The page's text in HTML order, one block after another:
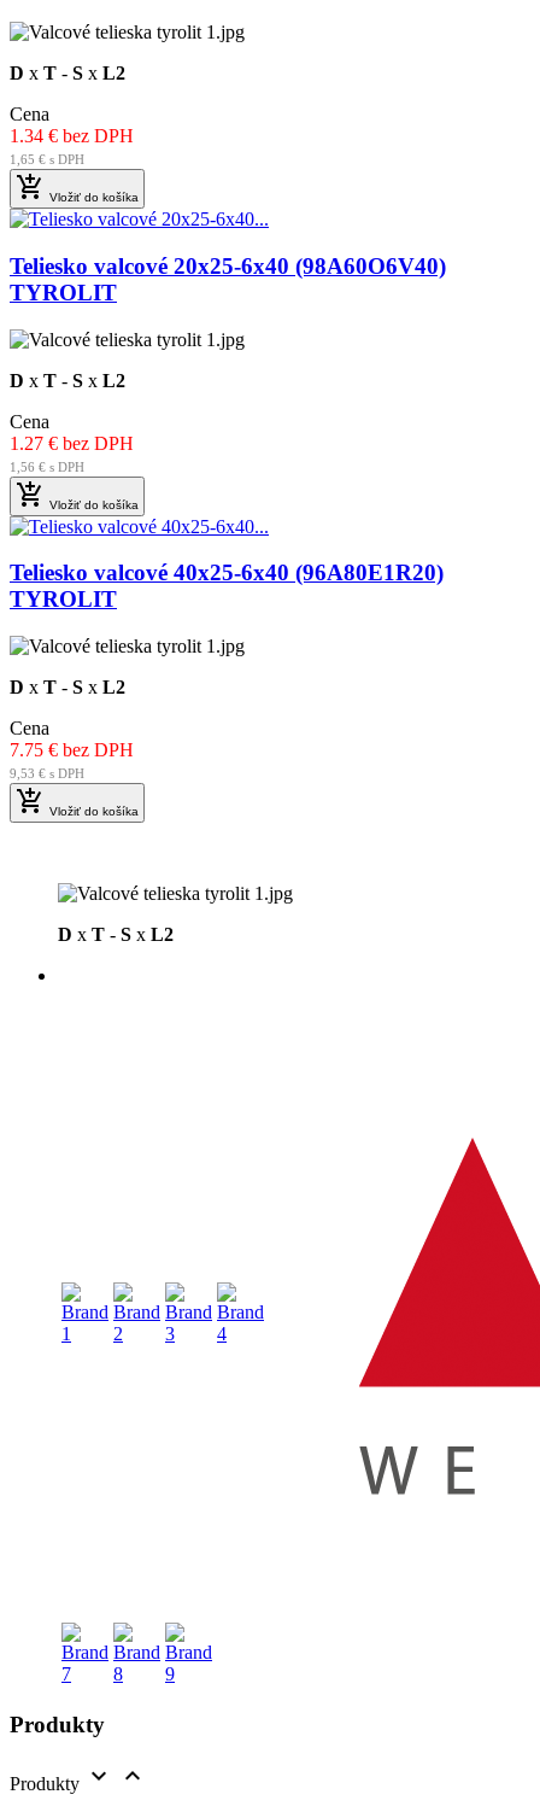
D x T - S x L2
Cena
1.34 € bez DPH
1,65 € s DPH
 Vložiť do košíka
Teliesko valcové 20x25-6x40 (98A60O6V40)
TYROLIT
D x T - S x L2
Cena
1.27 € bez DPH
1,56 € s DPH
 Vložiť do košíka
Teliesko valcové 40x25-6x40 (96A80E1R20)
TYROLIT
D x T - S x L2
Cena
7.75 € bez DPH
9,53 € s DPH
 Vložiť do košíka
D x T - S x L2
Produkty
Produkty  